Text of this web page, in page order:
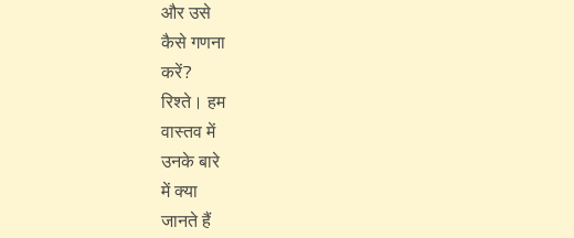
और उसे
कैसे गणना
करें?
रिश्ते। हम
वास्तव में
उनके बारे
में क्या
जानते हैं